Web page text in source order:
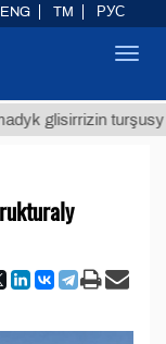
turşusy (t.)
ENG TM РУС